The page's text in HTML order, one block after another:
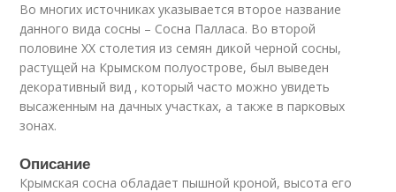
Во многих источниках указывается второе название
данного вида сосны – Сосна Палласа. Во второй
половине ХХ столетия из семян дикой черной сосны,
растущей на Крымском полуострове, был выведен
декоративный вид , который часто можно увидеть
высаженным на дачных участках, а также в парковых
зонах.
Описание
Крымская сосна обладает пышной кроной, высота его